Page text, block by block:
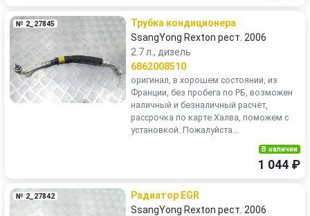
№ 2_27845
Трубка кондиционера
SsangYong Rexton рест. 2006
2.7 л., дизель
6862008510
оригинал, в хорошем состоянии, из
Франции, без пробега по РБ, возможен
наличный и безналичный расчёт,
рассрочка по карте Халва, поможем с
установкой. Пожалуйста...
В наличии
1 044 ₽
№ 2_27842
Радиатор EGR
SsangYong Rexton рест. 2006